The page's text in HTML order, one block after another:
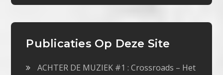
Publicaties Op Deze Site
ACHTER DE MUZIEK #1 : Crossroads – Het